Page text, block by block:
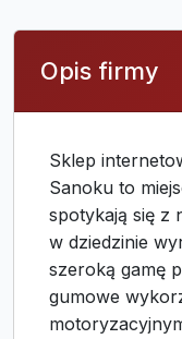
Opis firmy
Sklep
Sanoku to
spotykają się z
w dziedzinie
szeroką gamę
gumowe